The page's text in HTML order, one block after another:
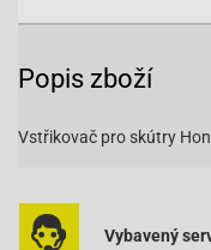
Popis zboží
Vstřikovač pro skútry
Vybavený